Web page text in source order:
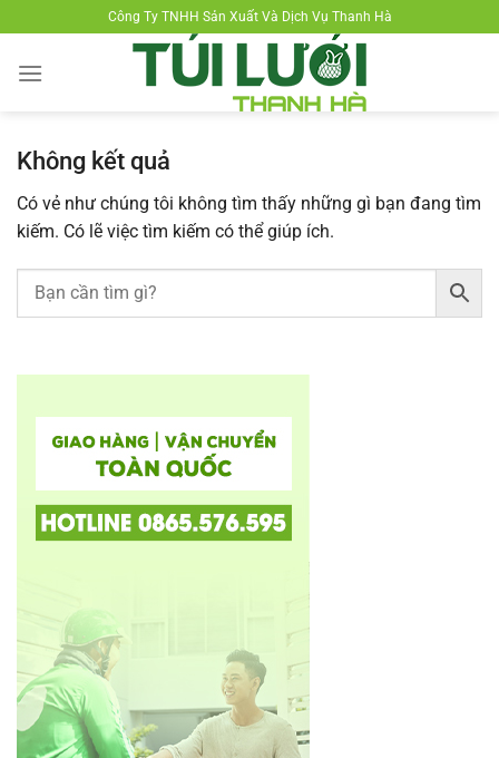
đến
nội
Công Ty TNHH Sản Xuất Và Dịch Vụ Thanh Hà
Không kết quả
Có vẻ như chúng tôi không tìm thấy những gì bạn đang tìm
kiếm. Có lẽ việc tìm kiếm có thể giúp ích.